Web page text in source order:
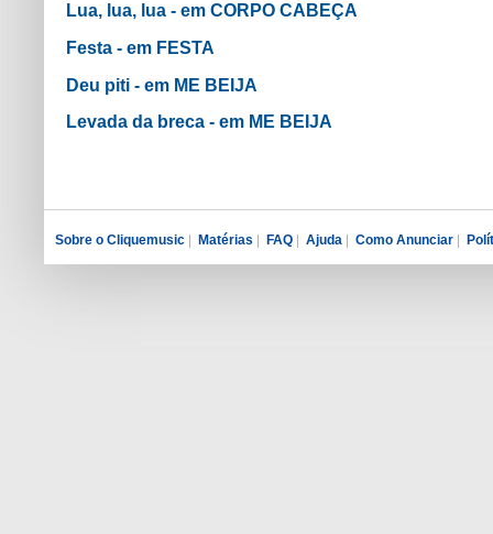
Lua, lua, lua - em CORPO CABEÇA
Festa - em FESTA
Deu piti - em ME BEIJA
Levada da breca - em ME BEIJA
Sobre o Cliquemusic Matérias FAQ Ajuda Como Anunciar